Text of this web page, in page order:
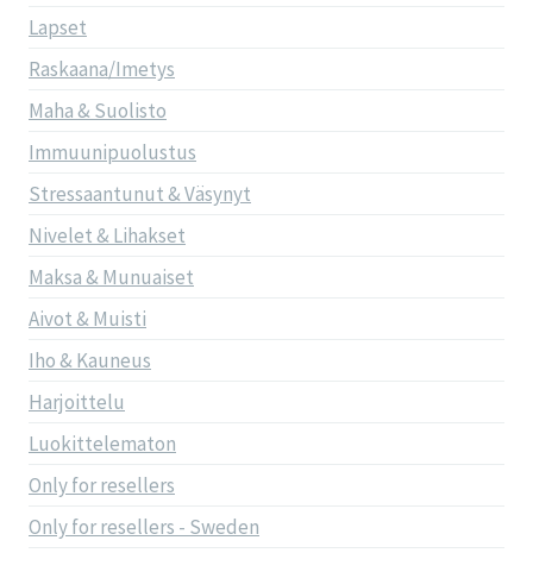
Lapset
Raskaana/Imetys
Maha & Suolisto
Immuunipuolustus
Stressaantunut & Väsynyt
Nivelet & Lihakset
Maksa & Munuaiset
Aivot & Muisti
Iho & Kauneus
Harjoittelu
Luokittelematon
Only for resellers
Only for resellers - Sweden